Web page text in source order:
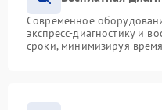
Современное
экспресс-диагностику и
сроки, минимизируя